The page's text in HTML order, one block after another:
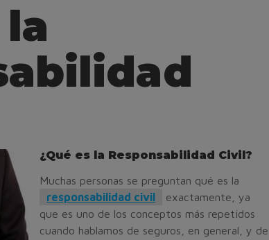
¿Qué es la Responsabilidad Civil?
Muchas personas se preguntan qué es la
responsabilidad civil
exactamente, ya
que es uno de los conceptos más repetidos
cuando hablamos de seguros, en general, y de